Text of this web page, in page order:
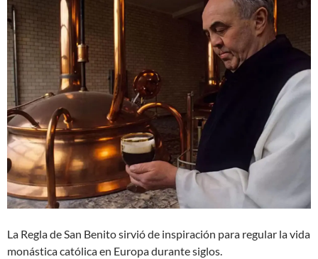
La Regla de San Benito sirvió de inspiración para regular la vida
monástica católica en Europa durante siglos.